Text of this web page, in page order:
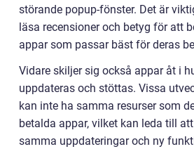
störande popup-fönster. Det är
läsa recensioner och betyg för att
appar som passar bäst för deras
Vidare skiljer sig också appar åt i
uppdateras och stöttas. Vissa
kan inte ha samma resurser som
betalda appar, vilket kan leda till
samma uppdateringar och ny